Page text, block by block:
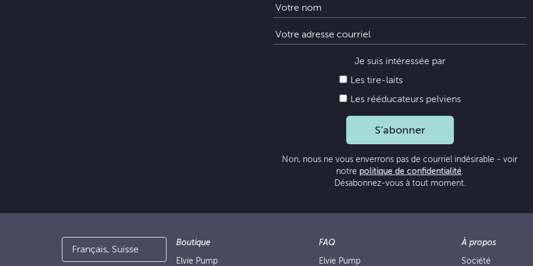
Je suis intéressée par
Les tire-laits
Les rééducateurs pelviens
S’abonner
Non, nous ne vous enverrons pas de courriel indésirable - voir
notre politique de confidentialité.
Désabonnez-vous à tout moment.
Français, Suisse
Boutique
Elvie Pump
FAQ
Elvie Pump
À propos
Société